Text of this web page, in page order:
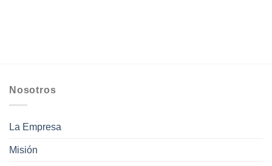
Nosotros
La Empresa
Misión